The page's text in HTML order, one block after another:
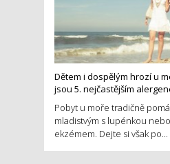
Dětem i dospělým hrozí u
jsou 5. nejčastějším
Pobyt u moře tradičně
mladistvým s lupénkou
ekzémem. Dejte si však po...